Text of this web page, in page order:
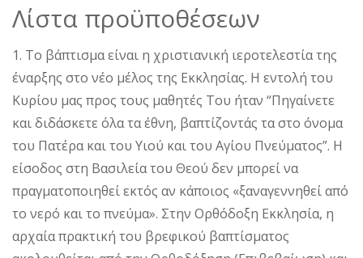
Λίστα προϋποθέσεων
1. Το βάπτισμα είναι η χριστιανική ιεροτελεστία της
έναρξης στο νέο μέλος της Εκκλησίας. Η εντολή του
Κυρίου μας προς τους μαθητές Του ήταν “Πηγαίνετε
και διδάσκετε όλα τα έθνη, βαπτίζοντάς τα στο όνομα
του Πατέρα και του Υιού και του Αγίου Πνεύματος”. Η
είσοδος στη Βασιλεία του Θεού δεν μπορεί να
πραγματοποιηθεί εκτός αν κάποιος «ξαναγεννηθεί από
το νερό και το πνεύμα». Στην Ορθόδοξη Εκκλησία, η
αρχαία πρακτική του βρεφικού βαπτίσματος